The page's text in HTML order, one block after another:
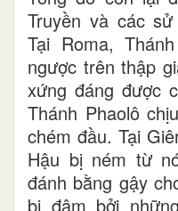
Truyền và các
Tại Roma,
ngược trên thập
xứng đáng được
Thánh Phaolô
chém đầu. Tại
Hậu bị ném từ
đánh bằng gậy
bị đâm bởi